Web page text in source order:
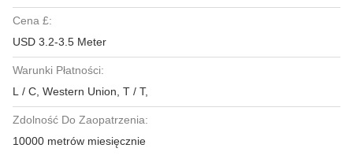
Cena £:
USD 3.2-3.5 Meter
Warunki Płatności:
L / C, Western Union, T / T,
Zdolność Do Zaopatrzenia:
10000 metrów miesięcznie